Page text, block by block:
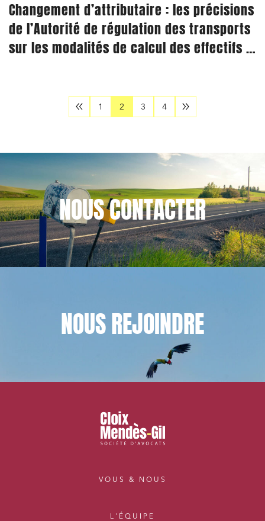
Changement d’attributaire : les précisions
de l’Autorité de régulation des transports
sur les modalités de calcul des effectifs à
1 2 3 4
NOUSCONTACTER
NOUSREJOINDRE
VOUS & NOUS
L'ÉQUIPE